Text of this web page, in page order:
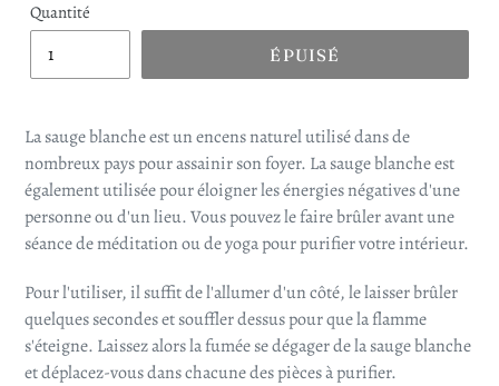
Quantité
ÉPUISÉ
La sauge blanche est un encens naturel utilisé dans de
nombreux pays pour assainir son foyer. La sauge blanche est
également utilisée pour éloigner les énergies négatives d'une
personne ou d'un lieu. Vous pouvez le faire brûler avant une
séance de méditation ou de yoga pour purifier votre intérieur.
Pour l'utiliser, il suffit de l'allumer d'un côté, le laisser brûler
quelques secondes et souffler dessus pour que la flamme
s'éteigne. Laissez alors la fumée se dégager de la sauge blanche
et déplacez-vous dans chacune des pièces à purifier.